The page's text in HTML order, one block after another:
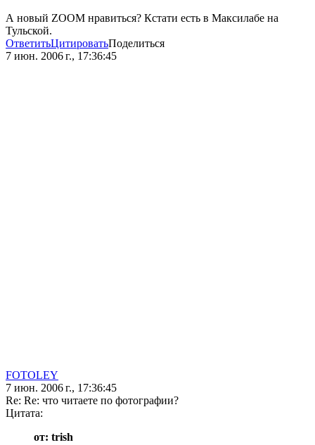
А новый ZOOM нравиться? Кстати есть в Максилабе на
Тульской.
ОтветитьЦитироватьПоделиться
7 июн. 2006 г., 17:36:45
FOTOLEY
7 июн. 2006 г., 17:36:45
Re: Re: что читаете по фотографии?
Цитата:
от: trish